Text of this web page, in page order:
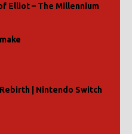
Elliot – The Millennium
| Nintendo Switch